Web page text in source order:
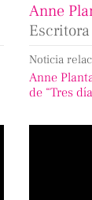
Anne
Escritora
Noticia
Anne
de “Tres